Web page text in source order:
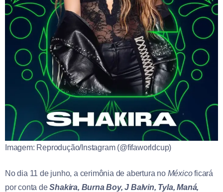
Imagem: Reprodução/Instagram (@fifaworldcup)
No dia 11 de junho, a cerimônia de abertura no Méxicoficará
por conta deShakira, Burna Boy, J Balvin, Tyla, Maná,